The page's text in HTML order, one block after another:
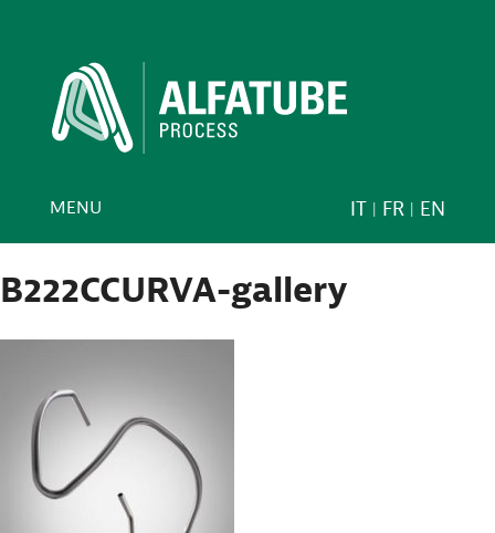
IT FR EN
MENU
B222CCURVA-gallery